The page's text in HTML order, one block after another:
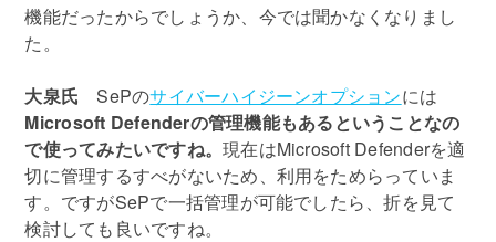
機能だったからでしょうか、今では聞かなくなりまし
た。
大泉氏 SePのサイバーハイジーンオプションには
Microsoft Defenderの管理機能もあるということなの
で使ってみたいですね。現在はMicrosoft Defenderを適
切に管理するすべがないため、利用をためらっていま
す。ですがSePで一括管理が可能でしたら、折を見て
検討しても良いですね。